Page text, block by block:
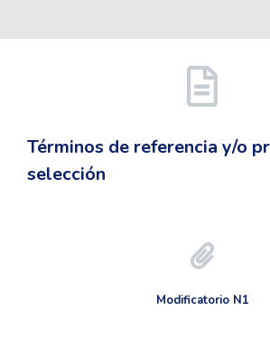
Términos de referencia y/o
selección
Modificatorio N1